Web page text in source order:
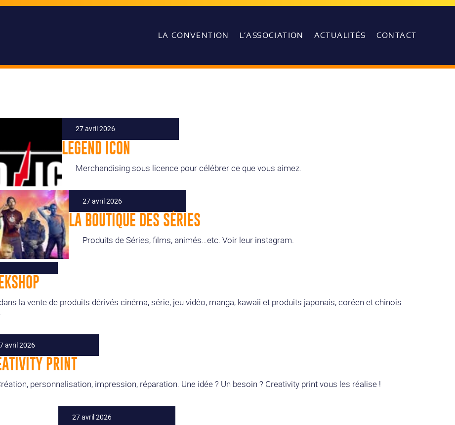
LA CONVENTION L’ASSOCIATION ACTUALITÉS CONTACT
27 avril 2026
LEGEND ICON
Merchandising sous licence pour célébrer ce que vous aimez.
27 avril 2026
LA BOUTIQUE DES SÉRIES
Produits de Séries, films, animés…etc. Voir leur instagram.
la vente de produits dérivés cinéma, série, jeu vidéo, manga, kawaii et produits japonais, coréen et chinois
avril 2026
PRINT
personnalisation, impression, réparation. Une idée ? Un besoin ? Creativity print vous les réalise !
27 avril 2026